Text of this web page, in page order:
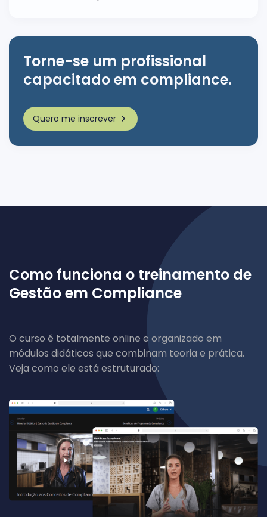
Torne-se um profissional
capacitado em compliance.
Quero me inscrever
Como funciona o treinamento de
Gestão em Compliance
O curso é totalmente online e organizado em
módulos didáticos que combinam teoria e prática.
Veja como ele está estruturado: